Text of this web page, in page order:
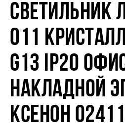
СВЕТИЛЬНИК
011
G13 IP20
НАКЛАДНОЙ
КСЕНОН